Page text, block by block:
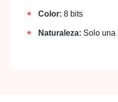
Color: 8 bits
Naturaleza: Solo una